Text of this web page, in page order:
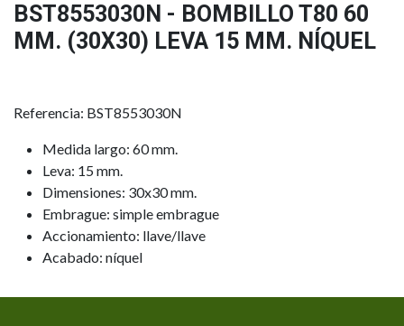
BST8553030N - BOMBILLO T80 60
MM. (30X30) LEVA 15 MM. NÍQUEL
Referencia: BST8553030N
Medida largo: 60 mm.
Leva: 15 mm.
Dimensiones: 30x30 mm.
Embrague: simple embrague
Accionamiento: llave/llave
Acabado: níquel